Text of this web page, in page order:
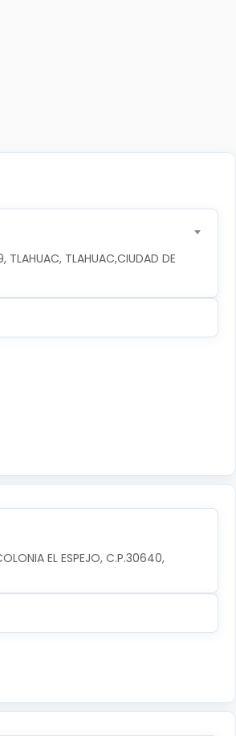
TLAHUAC, TLAHUAC,CIUDAD DE
EL ESPEJO, C.P.30640,